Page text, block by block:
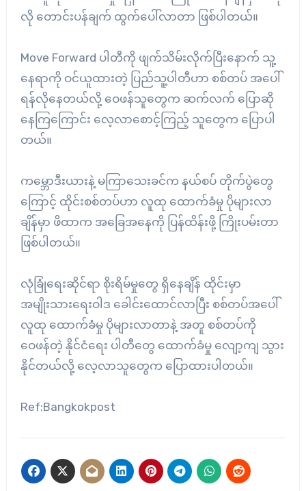
လို တောင်းပန်ချက် ထွက်ပေါ်လာတာ ဖြစ်ပါတယ်။
Move Forward ပါတီကို ဖျက်သိမ်းလိုက်ပြီးနောက် သူ့
နေရာကို ဝင်ယူထားတဲ့ ပြည်သူ့ပါတီဟာ စစ်တပ် အပေါ်
ရန်လိုနေတယ်လို့ ဝေဖန်သူတွေက ဆက်လက် ပြောဆို
နေကြကြောင်း လေ့လာစောင့်ကြည့် သူတွေက ပြောပါ
တယ်။
ကမ္ဘောဒီးယားနဲ့ မကြာသေးခင်က နယ်စပ် တိုက်ပွဲတွေ
ကြောင့် ထိုင်းစစ်တပ်ဟာ လူထု ထောက်ခံမှု ပိုများလာ
ချိန်မှာ ဖိထာက အခြေအနေကို ပြန်ထိန်းဖို့ ကြိုးပမ်းတာ
ဖြစ်ပါတယ်။
လုံခြုံရေးဆိုင်ရာ စိုးရိမ်မှုတွေ ရှိနေချိန် ထိုင်းမှာ
အမျိုးသားရေးဝါဒ ခေါင်းထောင်လာပြီး စစ်တပ်အပေါ်
လူထု ထောက်ခံမှု ပိုများလာတာနဲ့ အတူ စစ်တပ်ကို
ဝေဖန်တဲ့ နိုင်ငံရေး ပါတီတွေ ထောက်ခံမှု လျော့ကျ သွား
နိုင်တယ်လို့ လေ့လာသူတွေက ပြောထားပါတယ်။
Ref:Bangkokpost